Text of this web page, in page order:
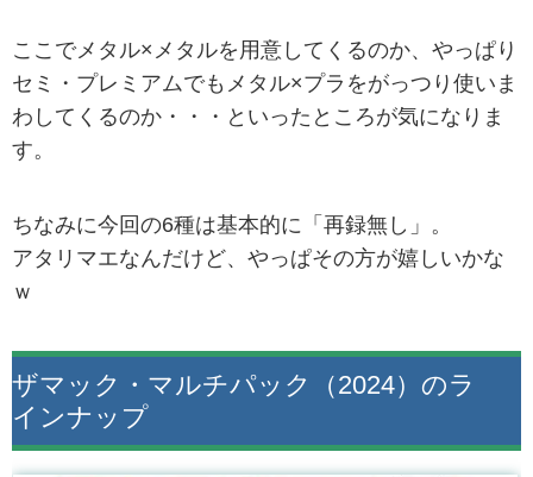
ここでメタル×メタルを用意してくるのか、やっぱり
セミ・プレミアムでもメタル×プラをがっつり使いま
わしてくるのか・・・といったところが気になりま
す。
ちなみに今回の6種は基本的に「再録無し」。
アタリマエなんだけど、やっぱその方が嬉しいかな
ｗ
ザマック・マルチパック（2024）のラ
インナップ